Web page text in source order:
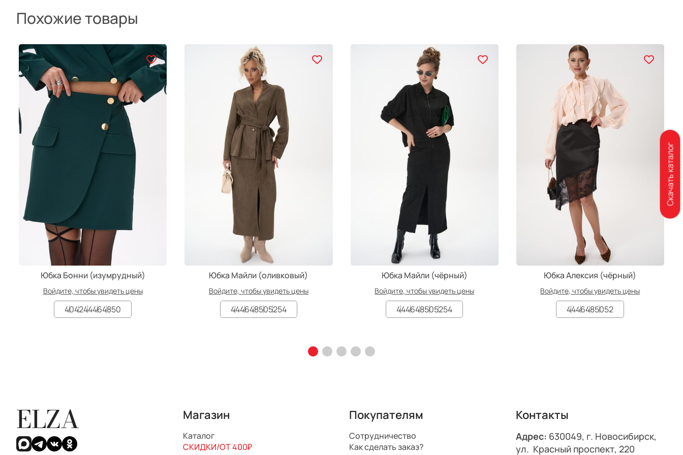
Похожие товары
Юбка Бонни (изумрудный)
Войдите, чтобы увидеть цены
404244464850
Юбка Майли (оливковый)
Войдите, чтобы увидеть цены
444648505254
Юбка Майли (чёрный)
Войдите, чтобы увидеть цены
444648505254
Юбка Алексия (чёрный)
Войдите, чтобы увидеть цены
4446485052
ELZA Магазин
Каталог
СКИДКИ/ОТ 400₽
Покупателям
Сотрудничество
Как сделать заказ?
Контакты
Адрес: 630049, г. Новосибирск,
ул. Красный проспект, 220
Скачать каталог